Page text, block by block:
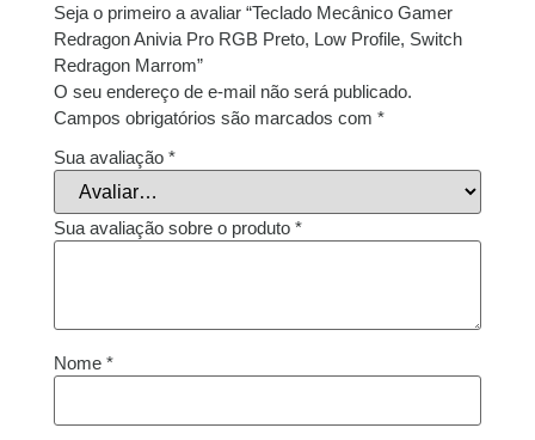
Seja o primeiro a avaliar “Teclado Mecânico Gamer
Redragon Anivia Pro RGB Preto, Low Profile, Switch
Redragon Marrom”
O seu endereço de e-mail não será publicado.
Campos obrigatórios são marcados com *
Sua avaliação *
Sua avaliação sobre o produto *
Nome *